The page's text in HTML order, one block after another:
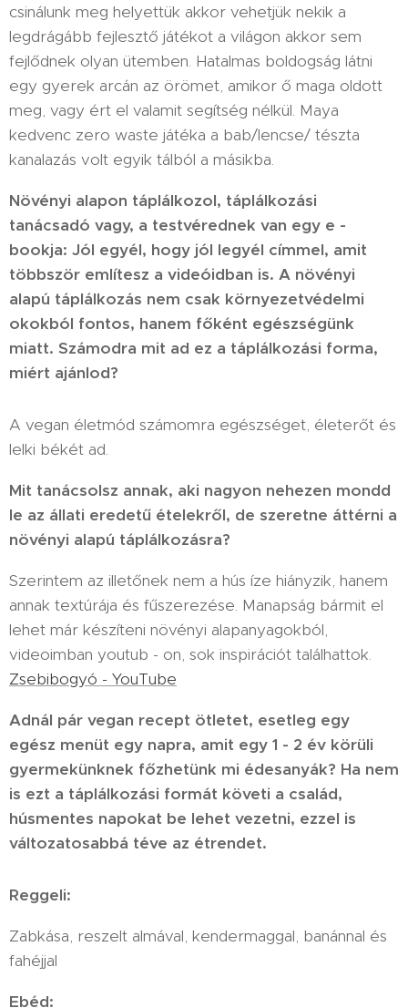
csinálunk meg helyettük akkor vehetjük nekik a
legdrágább fejlesztő játékot a világon akkor sem
fejlődnek olyan ütemben. Hatalmas boldogság látni
egy gyerek arcán az örömet, amikor ő maga oldott
meg, vagy ért el valamit segítség nélkül. Maya
kedvenc zero waste játéka a bab/lencse/ tészta
kanalazás volt egyik tálból a másikba.
Növényi alapon táplálkozol, táplálkozási
tanácsadó vagy, a testvérednek van egy e -
bookja: Jól egyél, hogy jól legyél címmel, amit
többször említesz a videóidban is. A növényi
alapú táplálkozás nem csak környezetvédelmi
okokból fontos, hanem főként egészségünk
miatt. Számodra mit ad ez a táplálkozási forma,
miért ajánlod?
A vegan életmód számomra egészséget, életerőt és
lelki békét ad.
Mit tanácsolsz annak, aki nagyon nehezen mondd
le az állati eredetű ételekről, de szeretne áttérni a
növényi alapú táplálkozásra?
Szerintem az illetőnek nem a hús íze hiányzik, hanem
annak textúrája és fűszerezése. Manapság bármit el
lehet már készíteni növényi alapanyagokból,
videoimban youtub - on, sok inspirációt találhattok.
Zsebibogyó - YouTube
Adnál pár vegan recept ötletet, esetleg egy
egész menüt egy napra, amit egy 1 - 2 év körüli
gyermekünknek főzhetünk mi édesanyák? Ha nem
is ezt a táplálkozási formát követi a család,
húsmentes napokat be lehet vezetni, ezzel is
változatosabbá téve az étrendet.
Reggeli:
Zabkása, reszelt almával, kendermaggal, banánnal és
fahéjjal
Ebéd: